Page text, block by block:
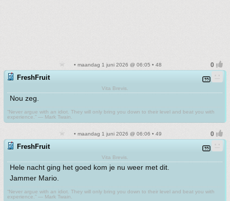
• maandag 1 juni 2026 @ 06:05 • 48
FreshFruit
Vita Brevis.
Nou zeg.
“Never argue with an idiot. They will only bring you down to their level and beat you with
experience.” ― Mark Twain.
• maandag 1 juni 2026 @ 06:06 • 49
FreshFruit
Vita Brevis.
Hele nacht ging het goed kom je nu weer met dit.
Jammer Mario.
“Never argue with an idiot. They will only bring you down to their level and beat you with
experience.” ― Mark Twain.